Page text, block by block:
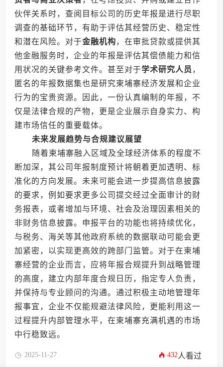
伙伴关系时，查阅目标公司的历史年报是进行尽职
调查的基础环节，有助于评估其经营历史、稳定性
和潜在风险。对于金融机构，在审批贷款或提供其
他金融服务时，企业的年报是评估其偿债能力和信
用状况的关键参考文件。甚至对于学术研究人员 ，
匿名的年报数据集也是研究柬埔寨经济发展和企业
行为的宝贵资源。因此，一份认真编制的年报，不
仅是法律合规的产物，更是企业展示自身实力、构
建市场信任的重要载体。
未来发展趋势与合规建议展望
随着柬埔寨融入区域及全球经济体系的程度不
断加深，其公司年报制度预计将朝着更加透明、标
准化的方向发展。未来可能会进一步提高信息披露
的要求，例如要求更多公司提交经过全面审计的财
务报表，或者增加与环境、社会及治理因素相关的
非财务信息披露。申报平台的功能也将持续优化，
与税务、海关等其他政府系统的数据联动可能会更
加紧密，以实现更高效的跨部门监管。对于在柬埔
寨经营的企业而言，应将年报合规提升到战略管理
的高度，建立内部年度合规日历，指定专人负责，
并保持与专业顾问的沟通。通过积极主动地管理年
报事宜，企业不仅能规避法律风险，更能利用这一
过程提升内部管理水平，在柬埔寨充满机遇的市场
中行稳致远。
2025-11-27 432人看过